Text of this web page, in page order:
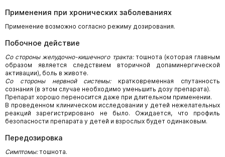
Применения при хронических заболеваниях
Применение возможно согласно режиму дозирования.
Побочное действие
Со стороны желудочно-кишечного тракта:тошнота (которая главным
образом является следствием вторичной допаминергической
активации), боль в животе.
Со стороны нервной системы:кратковременная спутанность
сознания (в этом случае необходимо уменьшить дозу препарата).
Препарат хорошо переносится даже при длительном применении.
В проведенном клиническом исследовании у детей нежелательных
реакций зарегистрировано не было. Ожидается, что профиль
безопасности препарата у детей и взрослых будет одинаковым.
Передозировка
Симптомы:тошнота.